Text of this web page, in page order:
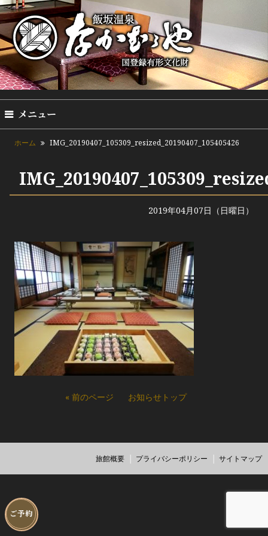
ご予約
メニュー
ホーム IMG_20190407_105309_resized_20190407_105405426
2019年04月07日（日曜日）
« 前のページ お知らせトップ
旅館概要 プライバシーポリシー サイトマップ